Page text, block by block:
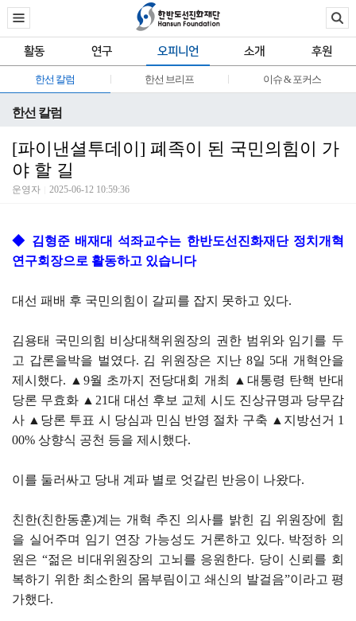
활동 연구 오피니언 소개 후원
한선 칼럼 한선 브리프 이슈 & 포커스
한선 칼럼
[파이낸셜투데이] 폐족이 된 국민의힘이 가
야 할 길
운영자 2025-06-12 10:59:36
◆ 김형준 배재대 석좌교수는 한반도선진화재단 정치개혁
연구회장으로 활동하고 있습니다
대선 패배 후 국민의힘이 갈피를 잡지 못하고 있다.
김용태 국민의힘 비상대책위원장의 권한 범위와 임기를 두
고 갑론을박을 벌였다. 김 위원장은 지난 8일 5대 개혁안을
제시했다. ▲9월 초까지 전당대회 개최 ▲대통령 탄핵 반대
당론 무효화 ▲21대 대선 후보 교체 시도 진상규명과 당무감
사 ▲당론 투표 시 당심과 민심 반영 절차 구축 ▲지방선거 1
00% 상향식 공천 등을 제시했다.
이를 둘러싸고 당내 계파 별로 엇갈린 반응이 나왔다.
친한(친한동훈)계는 개혁 추진 의사를 밝힌 김 위원장에 힘
을 실어주며 임기 연장 가능성도 거론하고 있다. 박정하 의
원은 “젊은 비대위원장의 고뇌를 응원한다. 당이 신뢰를 회
복하기 위한 최소한의 몸부림이고 쇄신의 발걸음”이라고 평
가했다.